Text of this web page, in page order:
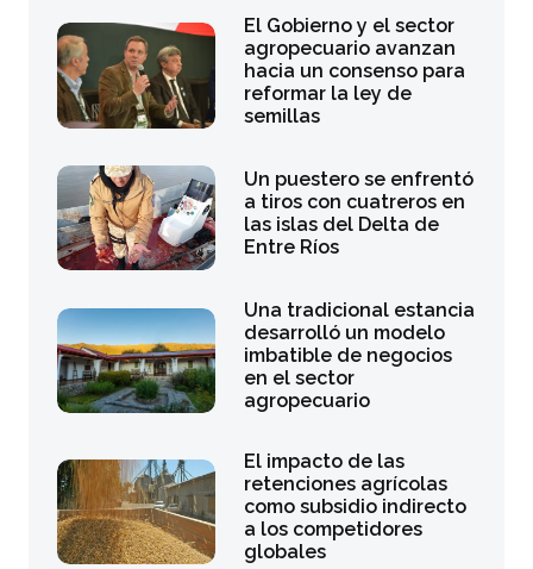
El Gobierno y el sector
agropecuario avanzan
hacia un consenso para
reformar la ley de
semillas
Un puestero se enfrentó
a tiros con cuatreros en
las islas del Delta de
Entre Ríos
Una tradicional estancia
desarrolló un modelo
imbatible de negocios
en el sector
agropecuario
El impacto de las
retenciones agrícolas
como subsidio indirecto
a los competidores
globales